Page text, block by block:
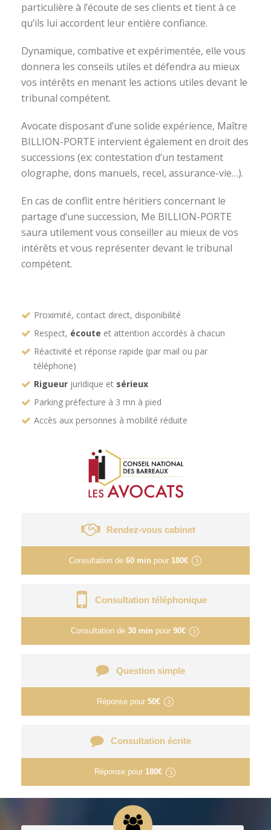
particulière à l’écoute de ses clients et tient à ce
qu’ils lui accordent leur entière confiance.
Dynamique, combative et expérimentée, elle vous
donnera les conseils utiles et défendra au mieux
vos intérêts en menant les actions utiles devant le
tribunal compétent.
Avocate disposant d’une solide expérience, Maître
BILLION-PORTE intervient également en droit des
successions (ex: contestation d’un testament
olographe, dons manuels, recel, assurance-vie…).
En cas de conflit entre héritiers concernant le
partage d’une succession, Me BILLION-PORTE
saura utilement vous conseiller au mieux de vos
intérêts et vous représenter devant le tribunal
compétent.
Proximité, contact direct, disponibilité
Respect, écoute et attention accordés à chacun
Réactivité et réponse rapide (par mail ou par
téléphone)
Rigueur juridique et sérieux
Parking préfecture à 3 mn à pied
Accès aux personnes à mobilité réduite
Rendez-vous cabinet
Consultation de 60 min pour 180€
Consultation téléphonique
Consultation de 30 min pour 90€
Question simple
Réponse pour 50€
Consultation écrite
Réponse pour 180€